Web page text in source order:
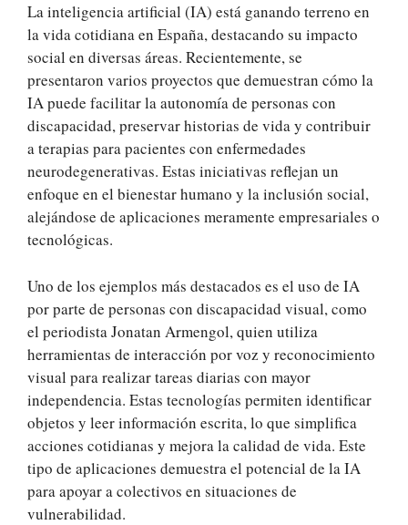
La inteligencia artificial (IA) está ganando terreno en
la vida cotidiana en España, destacando su impacto
social en diversas áreas. Recientemente, se
presentaron varios proyectos que demuestran cómo la
IA puede facilitar la autonomía de personas con
discapacidad, preservar historias de vida y contribuir
a terapias para pacientes con enfermedades
neurodegenerativas. Estas iniciativas reflejan un
enfoque en el bienestar humano y la inclusión social,
alejándose de aplicaciones meramente empresariales o
tecnológicas.
Uno de los ejemplos más destacados es el uso de IA
por parte de personas con discapacidad visual, como
el periodista Jonatan Armengol, quien utiliza
herramientas de interacción por voz y reconocimiento
visual para realizar tareas diarias con mayor
independencia. Estas tecnologías permiten identificar
objetos y leer información escrita, lo que simplifica
acciones cotidianas y mejora la calidad de vida. Este
tipo de aplicaciones demuestra el potencial de la IA
para apoyar a colectivos en situaciones de
vulnerabilidad.